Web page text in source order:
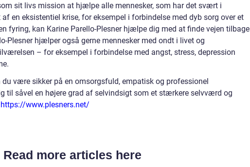
sit livs mission at hjælpe alle mennesker, som har det svært i
en eksistentiel krise, for eksempel i forbindelse med dyb sorg over et
fyring, kan Karine Parello-Plesner hjælpe dig med at finde vejen tilbage
Plesner hjælper også gerne mennesker med ondt i livet og
– for eksempel i forbindelse med angst, stress, depression
du være sikker på en omsorgsfuld, empatisk og professionel
til såvel en højere grad af selvindsigt som et stærkere selvværd og
https://www.plesners.net/
Read more articles here